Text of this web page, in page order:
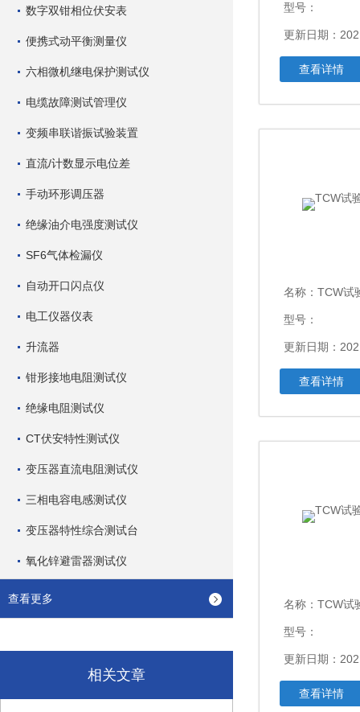
数字双钳相位伏安表
便携式动平衡测量仪
六相微机继电保护测试仪
电缆故障测试管理仪
变频串联谐振试验装置
直流/计数显示电位差
手动环形调压器
绝缘油介电强度测试仪
SF6气体检漏仪
自动开口闪点仪
电工仪器仪表
升流器
钳形接地电阻测试仪
绝缘电阻测试仪
CT伏安特性测试仪
变压器直流电阻测试仪
三相电容电感测试仪
变压器特性综合测试台
氧化锌避雷器测试仪
查看更多
相关文章
型号：
更新日期：
查看详情
名称： TCW试
型号：
更新日期：
查看详情
名称： TCW试
型号：
更新日期：
查看详情